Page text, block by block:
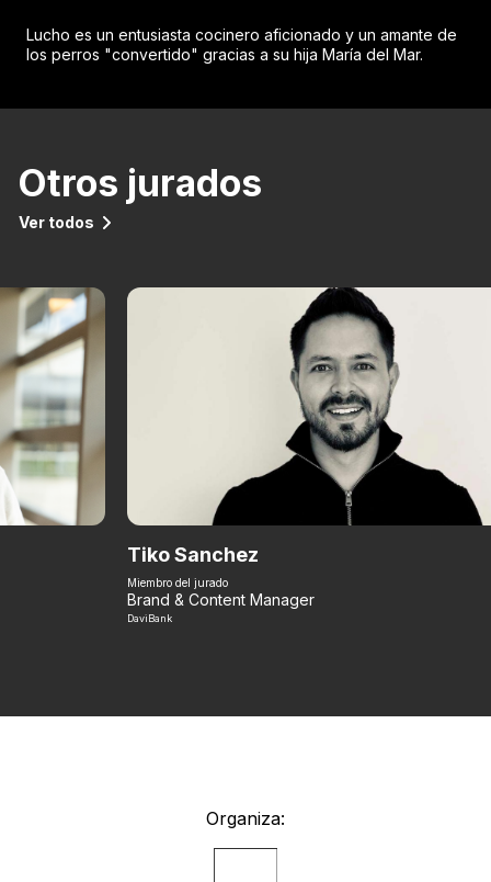
Lucho es un entusiasta cocinero aficionado y un amante de
los perros "convertido" gracias a su hija María del Mar.
Otros jurados
Ver todos
Tiko Sanchez
Miembro del jurado
Brand & Content Manager
DaviBank
Organiza: